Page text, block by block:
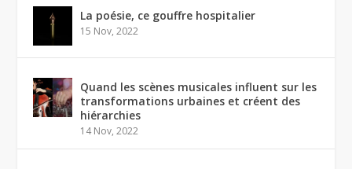
La poésie, ce gouffre hospitalier
15 Nov, 2022
Quand les scènes musicales influent sur les
transformations urbaines et créent des
hiérarchies
14 Nov, 2022